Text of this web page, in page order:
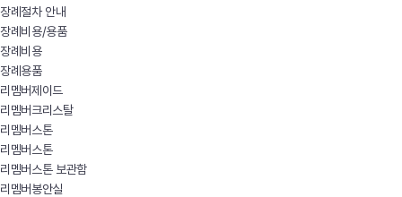
장례절차 안내
장례비용/용품
장례비용
장례용품
리멤버제이드
리멤버크리스탈
리멤버스톤
리멤버스톤
리멤버스톤 보관함
리멤버봉안실